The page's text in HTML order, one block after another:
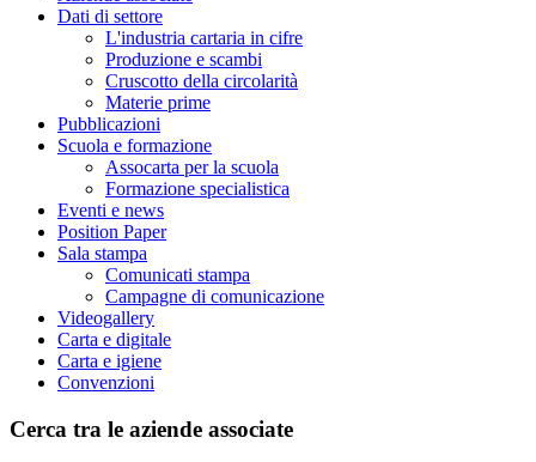
Dati di settore
L'industria cartaria in cifre
Produzione e scambi
Cruscotto della circolarità
Materie prime
Pubblicazioni
Scuola e formazione
Assocarta per la scuola
Formazione specialistica
Eventi e news
Position Paper
Sala stampa
Comunicati stampa
Campagne di comunicazione
Videogallery
Carta e digitale
Carta e igiene
Convenzioni
Cerca tra le aziende associate